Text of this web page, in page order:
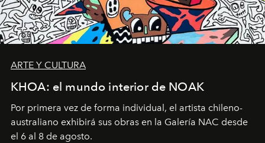
ARTE Y CULTURA
KHOA: el mundo interior de NOAK
Por primera vez de forma individual, el artista chileno-
australiano exhibirá sus obras en la Galería NAC desde
el 6 al 8 de agosto.